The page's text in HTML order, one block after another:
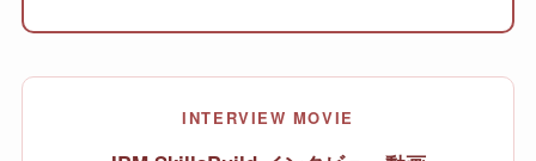
INTERVIEW MOVIE